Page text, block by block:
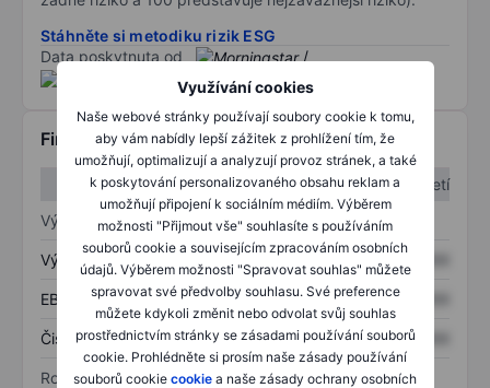
Využívání cookies
Naše webové stránky používají soubory cookie k tomu,
aby vám nabídly lepší zážitek z prohlížení tím, že
umožňují, optimalizují a analyzují provoz stránek, a také
k poskytování personalizovaného obsahu reklam a
umožňují připojení k sociálním médiím. Výběrem
možnosti "Přijmout vše" souhlasíte s používáním
souborů cookie a souvisejícím zpracováním osobních
údajů. Výběrem možnosti "Spravovat souhlas" můžete
spravovat své předvolby souhlasu. Své preference
můžete kdykoli změnit nebo odvolat svůj souhlas
prostřednictvím stránky se zásadami používání souborů
cookie. Prohlédněte si prosím naše zásady používání
souborů cookie cookie a naše zásady ochrany osobních
Stáhněte si metodiku rizik ESG
Data poskytnuta od
/
Finanční informace
1. čtvrtletí
2. čtvrtletí
Výkaz zisku a ztráty
Výnos XXXXXXX XXXXXXX
EBITDA XXXXXXX XXXXXXX
Čistý příjem XXXXXXX XXXXXXX
Rozvaha